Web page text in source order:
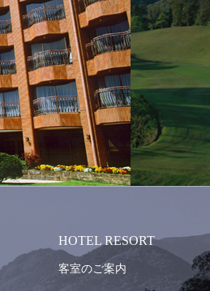
HOTEL RESORT
客室のご案内